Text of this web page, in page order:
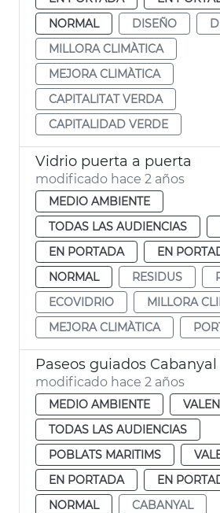
NORMAL
DISEÑO
MILLORA CLIMÀTICA
MEJORA CLIMÀTICA
CAPITALITAT VERDA
CAPITALIDAD VERDE
Vidrio puerta a puerta
modificado hace 2 años
MEDIO AMBIENTE
TODAS LAS AUDIENCIAS
EN PORTADA
EN
NORMAL
RESIDUS
ECOVIDRIO
MILLORA
MEJORA CLIMÀTICA
modificado hace 2 años
MEDIO AMBIENTE
TODAS LAS AUDIENCIAS
POBLATS MARITIMS
EN PORTADA
EN
NORMAL
CABANYAL